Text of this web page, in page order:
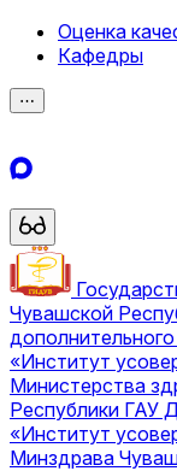
Оценка
Кафедры
⋯
Чувашской
«Институт
Министерства
Республики ГАУ
«Институт
Минздрава